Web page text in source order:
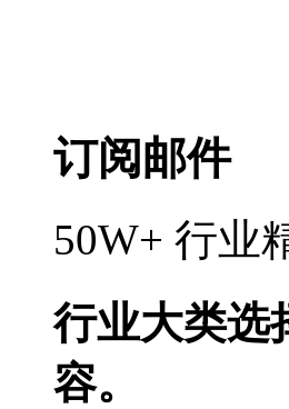
订阅邮件
50W+ 行业
行业大类选
容。